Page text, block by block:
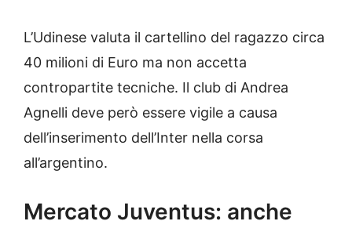
L’Udinese valuta il cartellino del ragazzo circa
40 milioni di Euro ma non accetta
contropartite tecniche. Il club di Andrea
Agnelli deve però essere vigile a causa
dell’inserimento dell’Inter nella corsa
all’argentino.
Mercato Juventus: anche